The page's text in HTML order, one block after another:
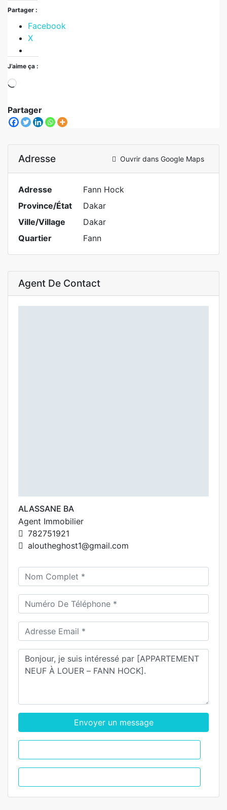
Partager :
Facebook
X
J’aime ça :
Partager
Adresse Ouvrir dans Google Maps
Adresse
Fann Hock
Province/État
Dakar
Ville/Village
Dakar
Quartier
Fann
Agent De Contact
ALASSANE BA
Agent Immobilier
782751921
aloutheghost1@gmail.com
Envoyer un message